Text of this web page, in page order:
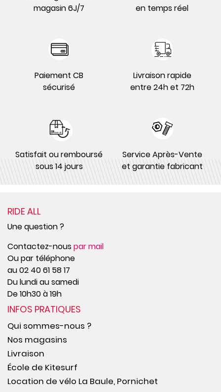
magasin 6J/7
en temps réel
Paiement CB
sécurisé
Livraison rapide
entre 24h et 72h
Satisfait ou remboursé
sous 14 jours
Service Après-Vente
et garantie fabricant
RIDE ALL
Une question ?
Contactez-nouspar mail
Ou par téléphone
au 02 40 61 58 17
Du lundi au samedi
De 10h30 à 19h
INFOS PRATIQUES
Qui sommes-nous ?
Nos magasins
Livraison
École de Kitesurf
Location de vélo La Baule, Pornichet